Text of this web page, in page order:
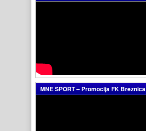
MNE SPORT – Promocija FK Breznica